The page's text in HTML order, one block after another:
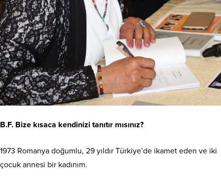
B.F. Bize kısaca kendinizi tanıtır mısınız?
1973 Romanya doğumlu, 29 yıldır Türkiye’de ikamet eden ve iki
çocuk annesi bir kadınım.